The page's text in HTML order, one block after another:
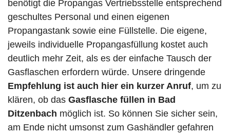
benötigt die Propangas Vertriebsstelle entsprechend
geschultes Personal und einen eigenen
Propangastank sowie eine Füllstelle. Die eigene,
jeweils individuelle Propangasfüllung kostet auch
deutlich mehr Zeit, als es der einfache Tausch der
Gasflaschen erfordern würde. Unsere dringende
Empfehlung ist auch hier ein kurzer Anruf, um zu
klären, ob das Gasflasche füllen in Bad
Ditzenbach möglich ist. So können Sie sicher sein,
am Ende nicht umsonst zum Gashändler gefahren